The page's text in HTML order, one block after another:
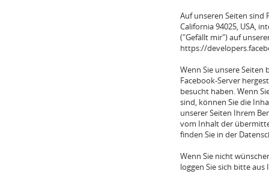
Auf unseren Seiten sind
California 94025, USA,
("Gefällt mir") auf
https://
Wenn Sie unsere
Facebook-Server
besucht haben. Wenn
sind, können Sie die
unserer Seiten Ihrem
vom Inhalt der
finden Sie in der
Wenn Sie nicht
loggen Sie sich bitte